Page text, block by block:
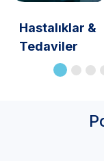
Hastalıklar &
Tedaviler